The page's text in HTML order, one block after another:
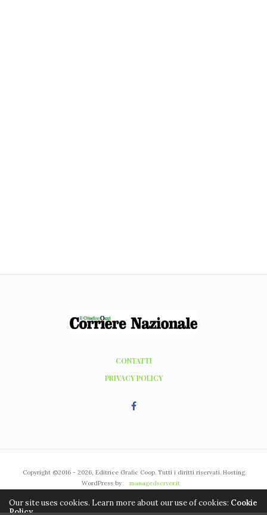
CONTATTI
PRIVACY POLICY
Copyright ©2016 - 2026, Editrice Grafic Coop. Tutti i diritti riservati. Hosting
WordPress by
managedserver.it
Our site uses cookies. Learn more about our use of cookies: Cookie
Policy